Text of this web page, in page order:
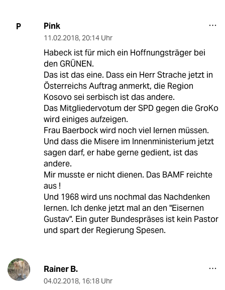
P Pink
11.02.2018, 20:14 Uhr
Habeck ist für mich ein Hoffnungsträger bei
den GRÜNEN.
Das ist das eine. Dass ein Herr Strache jetzt in
Österreichs Auftrag anmerkt, die Region
Kosovo sei serbisch ist das andere.
Das Mitgliedervotum der SPD gegen die GroKo
wird einiges aufzeigen.
Frau Baerbock wird noch viel lernen müssen.
Und dass die Misere im Innenministerium jetzt
sagen darf, er habe gerne gedient, ist das
andere.
Mir musste er nicht dienen. Das BAMF reichte
aus !
Und 1968 wird uns nochmal das Nachdenken
lernen. Ich denke jetzt mal an den "Eisernen
Gustav". Ein guter Bundespräses ist kein Pastor
und spart der Regierung Spesen.
Rainer B.
04.02.2018, 16:18 Uhr